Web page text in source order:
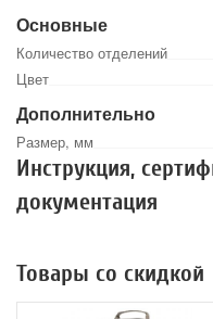
Основные
Количество отделений
Цвет
Дополнительно
Размер, мм
Инструкция,
документация
Товары со скидкой